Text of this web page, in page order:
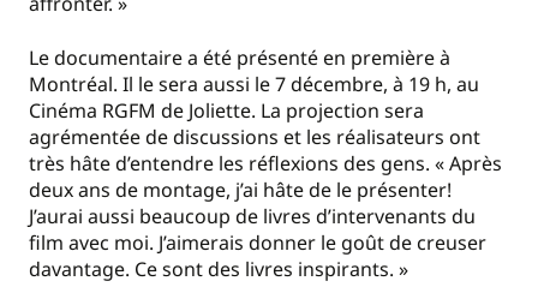
Le documentaire a été présenté en première à
Montréal. Il le sera aussi le 7 décembre, à 19 h, au
Cinéma RGFM de Joliette. La projection sera
agrémentée de discussions et les réalisateurs ont
très hâte d’entendre les réflexions des gens. « Après
deux ans de montage, j’ai hâte de le présenter!
J’aurai aussi beaucoup de livres d’intervenants du
film avec moi. J’aimerais donner le goût de creuser
davantage. Ce sont des livres inspirants. »